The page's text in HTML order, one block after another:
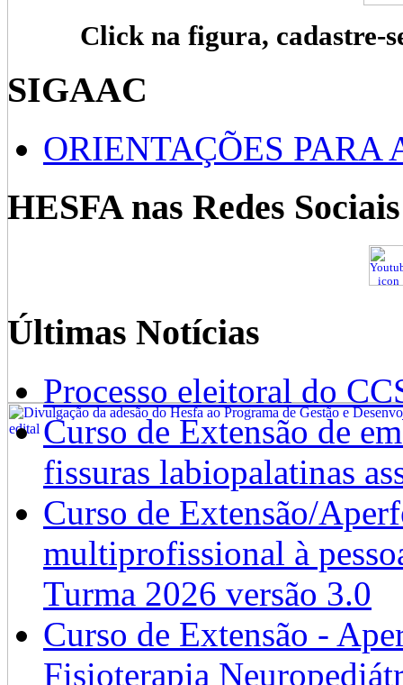
Click na figura, cadastre-
SIGAAC
ORIENTAÇÕES PARA
HESFA nas Redes Sociais
Últimas Notícias
Processo eleitoral do
Curso de Extensão de
fissuras labiopalatinas
Curso de Extensão/
multiprofissional à
Turma 2026 versão 3.0
Curso de Extensão -
Fisioterapia